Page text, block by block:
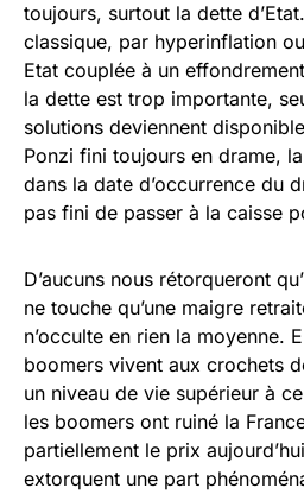
toujours, surtout la dette
classique, par hyperinflation
Etat couplée à un
la dette est trop importante,
solutions deviennent
Ponzi fini toujours en drame,
dans la date d’occurrence du
pas fini de passer à la caisse
D’aucuns nous rétorqueront
ne touche qu’une maigre
n’occulte en rien la moyenne.
boomers vivent aux crochets
un niveau de vie supérieur à
les boomers ont ruiné la
partiellement le prix
extorquent une part